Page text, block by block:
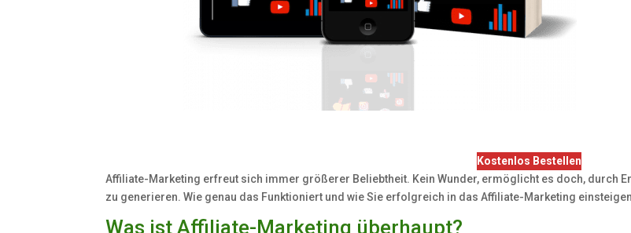
Kostenlos Bestellen
Affiliate-Marketing erfreut sich immer größerer Beliebtheit. Kein Wunder, ermöglicht es doch, durch
zu generieren. Wie genau das Funktioniert und wie Sie erfolgreich in das Affiliate-Marketing
Was ist Affiliate-Marketing überhaupt?